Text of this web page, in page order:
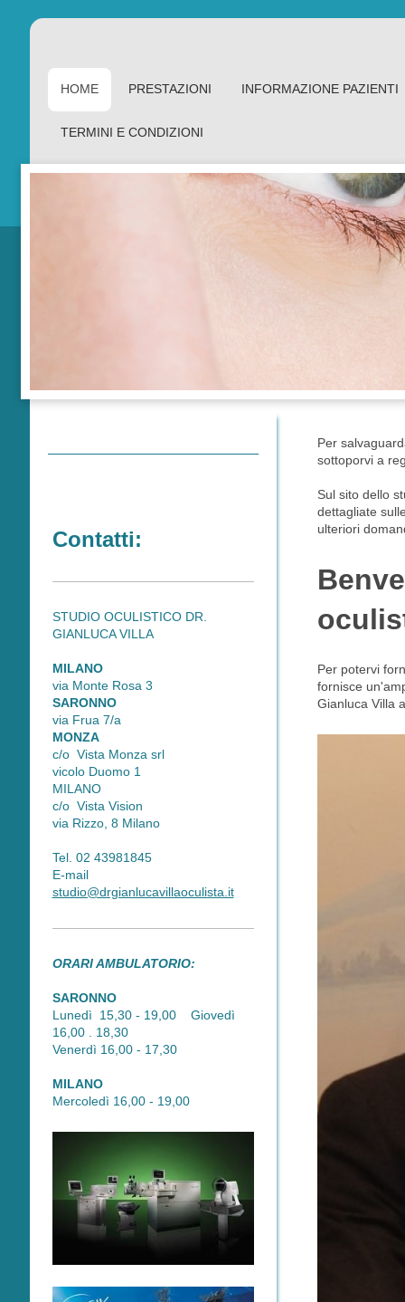
HOME PRESTAZIONI INFORMAZIONE PAZIENTI
TERMINI E CONDIZIONI
Per
sottoporvi a
Sul sito dello
dettagliate
ulteriori
Per potervi
fornisce
Gianluca Villa
Contatti:
STUDIO OCULISTICO DR.
GIANLUCA VILLA
MILANO
via Monte Rosa 3
SARONNO
via Frua 7/a
MONZA
c/o Vista Monza srl
vicolo Duomo 1
MILANO
c/o Vista Vision
via Rizzo, 8 Milano
Tel. 02 43981845
E-mail
studio@drgianlucavillaoculista.it
ORARI AMBULATORIO:
SARONNO
Lunedì 15,30 - 19,00 Giovedì
16,00 . 18,30
Venerdì 16,00 - 17,30
MILANO
Mercoledì 16,00 - 19,00